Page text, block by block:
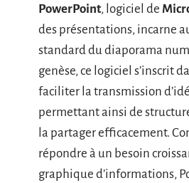
PowerPoint, logiciel de
des présentations, incarne
standard du diaporama
genèse, ce logiciel s’inscrit
faciliter la transmission
permettant ainsi de
la partager efficacement.
répondre à un besoin
graphique d’informations,